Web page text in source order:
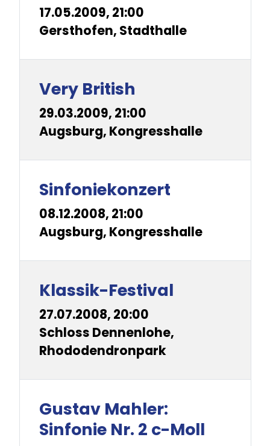
17.05.2009, 21:00
Gersthofen, Stadthalle
Very British
29.03.2009, 21:00
Augsburg, Kongresshalle
Sinfoniekonzert
08.12.2008, 21:00
Augsburg, Kongresshalle
Klassik-Festival
27.07.2008, 20:00
Schloss Dennenlohe,
Rhododendronpark
Gustav Mahler:
Sinfonie Nr. 2 c-Moll